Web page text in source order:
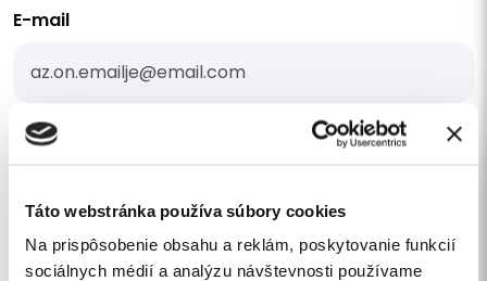
Táto webstránka používa súbory cookies
Na prispôsobenie obsahu a reklám, poskytovanie funkcií
sociálnych médií a analýzu návštevnosti používame
E-mail
Telefonszám
Árajánlatot szeretnék kérni